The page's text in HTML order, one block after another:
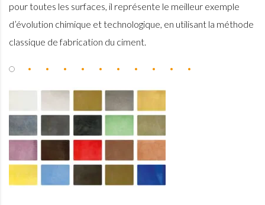
pour toutes les surfaces, il représente le meilleur exemple
d’évolution chimique et technologique, en utilisant la méthode
classique de fabrication du ciment.